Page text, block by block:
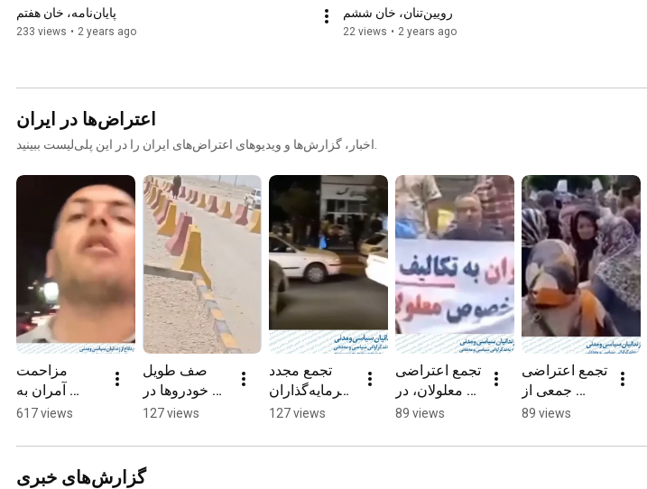
پایان‌نامه، خان هفتم
233 views • 2 years ago
رویین‌تنان، خان ششم
22 views • 2 years ago
اعتراض‌ها در ایران
مزاحمت
آمران به
معروف و
شهروندان در
کرمان
617 views
صف طویل
خودروها در
جایگاه سوخت
خروجی
سراوان
127 views
تجمع مجدد
سرمایه‌گذاران
تاکستانی در
کلاهبرداری
127 views
تجمع اعتراضی
معلولان، در
مقابل
شهرداری
89 views
تجمع اعتراضی
جمعی از
مالکان اراضی
اعتراض به
89 views
گزارش‌های خبری